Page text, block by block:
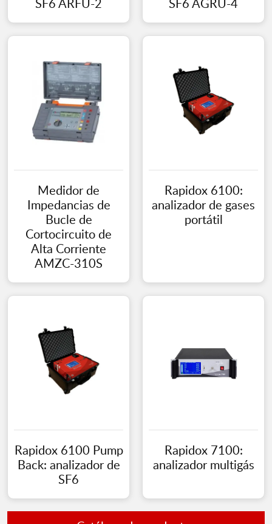
Medidor de
Impedancias de
Bucle de
Cortocircuito de
Alta Corriente
AMZC-310S
Rapidox 6100:
analizador de gases
portátil
Rapidox 6100 Pump
Back: analizador de
SF6
Rapidox 7100:
analizador multigás